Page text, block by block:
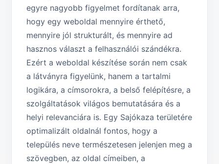
egyre nagyobb figyelmet fordítanak arra,
hogy egy weboldal mennyire érthető,
mennyire jól strukturált, és mennyire ad
hasznos választ a felhasználói szándékra.
Ezért a weboldal készítése során nem csak
a látványra figyelünk, hanem a tartalmi
logikára, a címsorokra, a belső felépítésre, a
szolgáltatások világos bemutatására és a
helyi relevanciára is. Egy Sajókaza területére
optimalizált oldalnál fontos, hogy a
település neve természetesen jelenjen meg a
szövegben, az oldal címeiben, a